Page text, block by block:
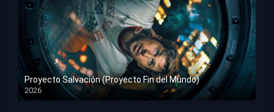
Proyecto Salvación (Proyecto Fin del Mundo)
2026
HD 1080p